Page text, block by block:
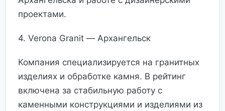
проектами.
4. Verona Granit — Архангельск
Компания специализируется на гранитных
изделиях и обработке камня. В рейтинг
включена за стабильную работу с
каменными конструкциями и изделиями из